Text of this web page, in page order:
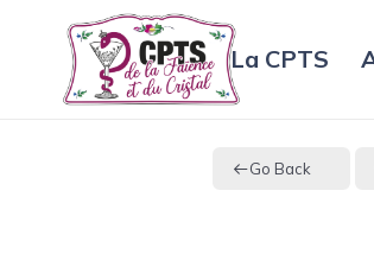
La CPTS
Go Back